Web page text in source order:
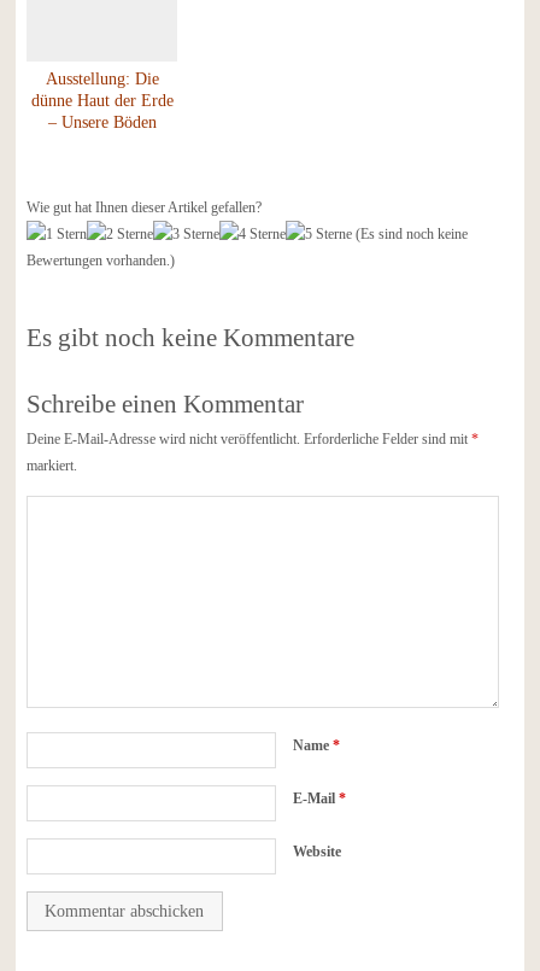
Ausstellung: Die
dünne Haut der Erde
– Unsere Böden
Wie gut hat Ihnen dieser Artikel gefallen?
(Es sind noch keine
Bewertungen vorhanden.)
Es gibt noch keine Kommentare
Schreibe einen Kommentar
Deine E-Mail-Adresse wird nicht veröffentlicht. Erforderliche Felder sind mit *
markiert.
Name *
E-Mail *
Website